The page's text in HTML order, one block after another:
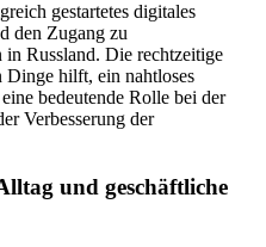
gestartetes digitales
den Zugang zu
in Russland. Die rechtzeitige
hilft, ein nahtloses
bedeutende Rolle bei der
Verbesserung der
und geschäftliche